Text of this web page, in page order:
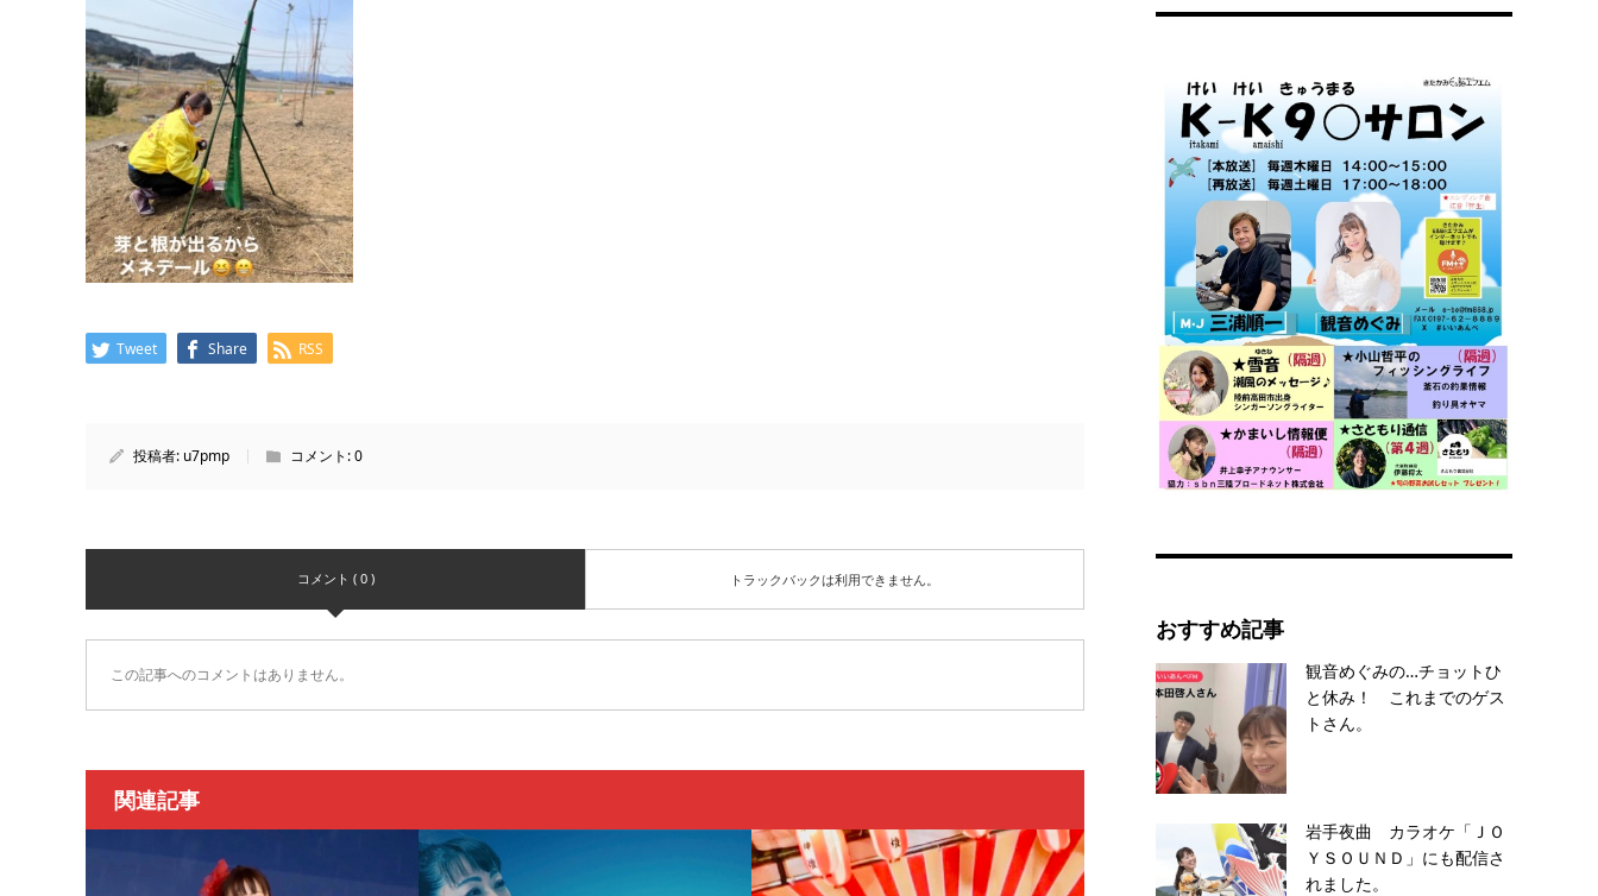
Tweet Share RSS
投稿者: u7pmp コメント:0
コメント ( 0 ) トラックバックは利用できません。
この記事へのコメントはありません。
関連記事
おすすめ記事
観音めぐみの…チョットひ
と休み！ これまでのゲス
トさん。
岩手夜曲 カラオケ「ＪＯ
ＹＳＯＵＮＤ」にも配信さ
れました。